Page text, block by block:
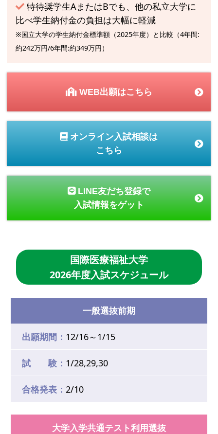
特待奨学生AまたはBでも、他の私立大学に
比べ学生納付金の負担は大幅に軽減
※国立大学の学生納付金標準額（2025年度）と比較（4年間:
約242万円/6年間:約349万円）
WEB出願はこちら
オンライン入試相談は
こちら
LINE友だち登録で
入試情報をゲット
国際医療福祉大学
2026年度入試スケジュール
一般選抜前期
出願期間： 12/16～1/15
試 験： 1/28,29,30
合格発表：2/10
大学入学共通テスト利用選抜